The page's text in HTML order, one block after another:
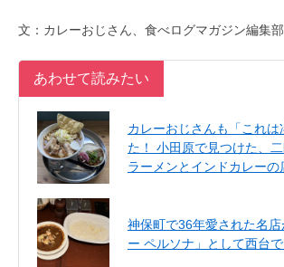
文：カレーおじさん、食べログマガジン編集部
あわせて読みたい
カレーおじさんも「これは
た！ 小田原で見つけた、
ラーメンとインドカレーの
神保町で36年愛された名
ー ペルソナ」として西台で